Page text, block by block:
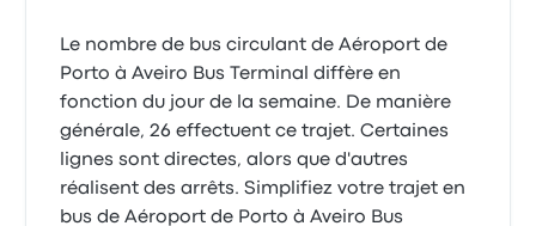
Le nombre de bus circulant de Aéroport de
Porto à Aveiro Bus Terminal diffère en
fonction du jour de la semaine. De manière
générale, 26 effectuent ce trajet. Certaines
lignes sont directes, alors que d'autres
réalisent des arrêts. Simplifiez votre trajet en
bus de Aéroport de Porto à Aveiro Bus